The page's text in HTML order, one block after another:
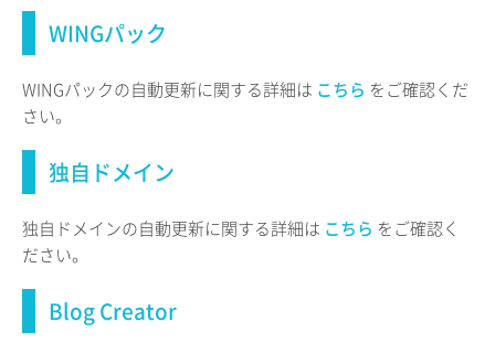
WINGパック
WINGパックの自動更新に関する詳細は こちら をご確認くだ
さい。
独自ドメイン
独自ドメインの自動更新に関する詳細は こちら をご確認く
ださい。
Blog Creator